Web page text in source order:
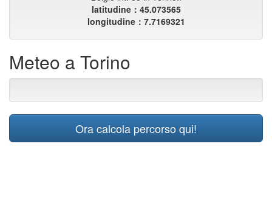
latitudine：45.073565
longitudine：7.7169321
Meteo a Torino
Ora calcola percorso qui!